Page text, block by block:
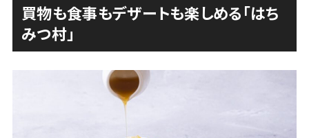
買物も食事もデザートも楽しめる「はち
みつ村」